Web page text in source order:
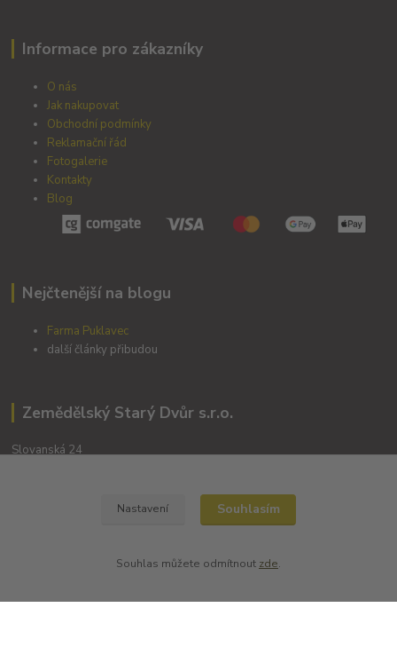
Informace pro zákazníky
O nás
Jak nakupovat
Obchodní podmínky
Reklamační řád
Fotogalerie
Kontakty
Blog
Nejčtenější na blogu
Farma Puklavec
další články přibudou
Zemědělský Starý Dvůr s.r.o.
Slovanská 24
Nastavení Souhlasím
Souhlas můžete odmítnout zde.